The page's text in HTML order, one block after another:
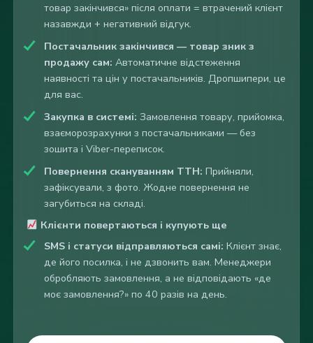
товар закінчився» після оплати = втрачений клієнт
назавжди + негативний відгук.
Постачальник закінчився — товар зник з
продажу сам: Автоматичне відстеження
наявності та цін у постачальників. Дропшипери, це
для вас.
Закупка в системі: Замовлення товару, прийомка,
взаєморозрахунки з постачальниками — без
зошита і Viber-переписок.
Повернення скануванням ТТН: Прийняли,
зафіксували, з фото. Жодне повернення не
загубиться на складі.
Клієнти повертаються і купують ще
SMS і статуси відправляються самі: Клієнт знає,
де його посилка, і не дзвонить вам. Менеджери
обробляють замовлення, а не відповідають «де
моє замовлення?» по 40 разів на день.